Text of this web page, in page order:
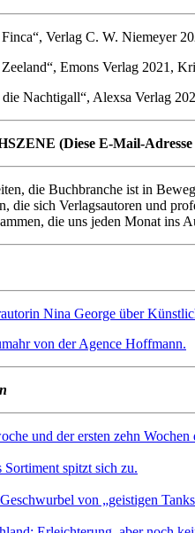
Verlag C. W. Niemeyer
Emons Verlag 2021,
Nachtigall“, Alexsa Verlag
(Diese E-Mail-
die Buchbranche ist in
die sich Verlagsautoren und
die uns jeden Monat ins
Nina George über
von der Agence Hoffmann.
und der ersten zehn Wochen
spitzt sich zu.
von „geistigen